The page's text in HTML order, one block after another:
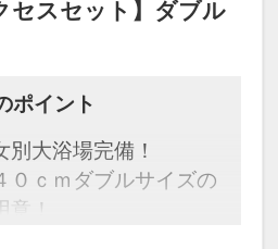
で約１時間
８５社ある『えびす
。一番のご利益は商売
ている神様は、出雲
で、出雲大社と両参り
のご利益がさらに増す
。静かで緑に囲まれた
ジアム・・・車で約
計『一年砂時計』があ
大ヒットを記録した映
地としても有名で
の月変わりの砂絵のカ
人も思わずわくわくし
車で約４５分
て女性に人気の神社で
鏡の池という池があり
金を浮かべて占う
分以内に紙が沈めば縁
ます。
０～１：００（男性
持ち下さいませ。
けはございません）
お越しいただいても構
セスセット】ダブル
ポイント
大浴場完備！
ｃｍダブルサイズの
意！